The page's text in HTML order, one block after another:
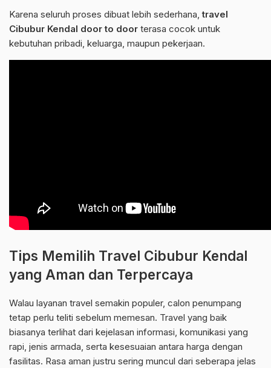
Karena seluruh proses dibuat lebih sederhana,travel
Cibubur Kendal door to door terasa cocok untuk
kebutuhan pribadi, keluarga, maupun pekerjaan.
Tips Memilih Travel Cibubur Kendal
yang Aman dan Terpercaya
Walau layanan travel semakin populer, calon penumpang
tetap perlu teliti sebelum memesan. Travel yang baik
biasanya terlihat dari kejelasan informasi, komunikasi yang
rapi, jenis armada, serta kesesuaian antara harga dengan
fasilitas. Rasa aman justru sering muncul dari seberapa jelas